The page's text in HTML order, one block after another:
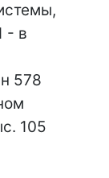
- в
578
105